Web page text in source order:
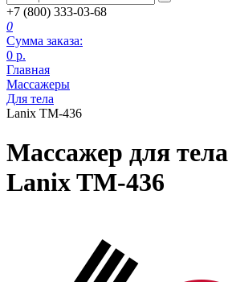
+7 (800) 333-03-68
0
Сумма заказа:
0 р.
Главная
Массажеры
Для тела
Lanix TM-436
Массажер для тела
Lanix TM-436